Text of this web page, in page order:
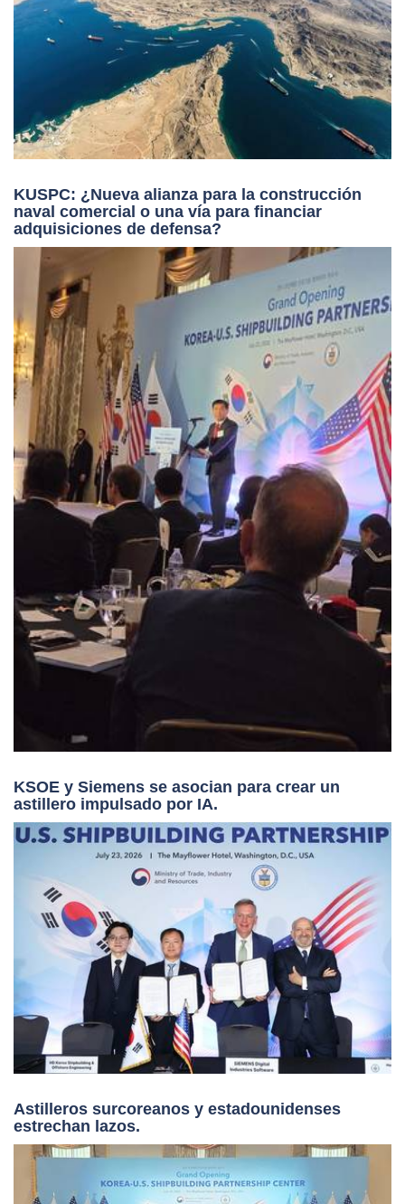
KUSPC: ¿Nueva alianza para la construcción
naval comercial o una vía para financiar
adquisiciones de defensa?
KSOE y Siemens se asocian para crear un
astillero impulsado por IA.
Astilleros surcoreanos y estadounidenses
estrechan lazos.